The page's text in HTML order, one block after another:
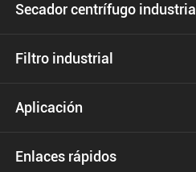
Secador centrífugo industrial
Filtro industrial
Aplicación
Enlaces rápidos